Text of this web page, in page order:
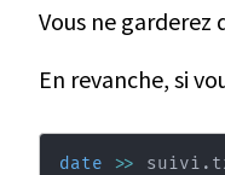
Vous ne garderez
En revanche, si
date >>